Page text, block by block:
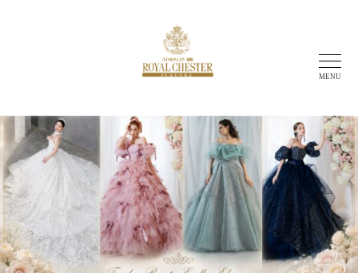
MENU